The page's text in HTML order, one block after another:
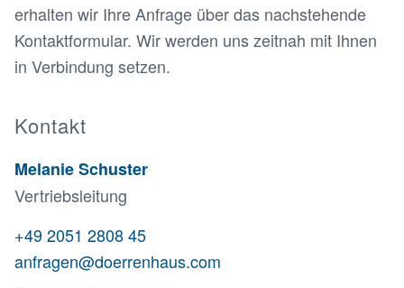
erhalten wir Ihre Anfrage über das nachstehende
Kontaktformular. Wir werden uns zeitnah mit Ihnen
in Verbindung setzen.
Kontakt
Melanie Schuster
Vertriebsleitung
+49 2051 2808 45
anfragen@doerrenhaus.com